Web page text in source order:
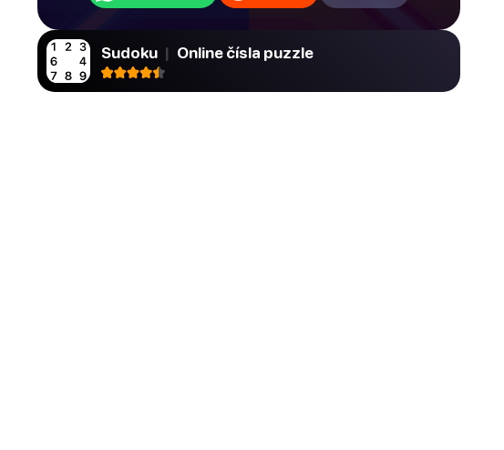
Sudoku | Online čísla puzzle